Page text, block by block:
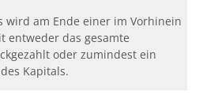
wird am Ende einer im Vorhinein
entweder das gesamte
oder zumindest ein
Kapitals.